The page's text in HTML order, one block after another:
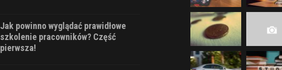
Jak powinno wyglądać prawidłowe
szkolenie pracowników? Część
pierwsza!